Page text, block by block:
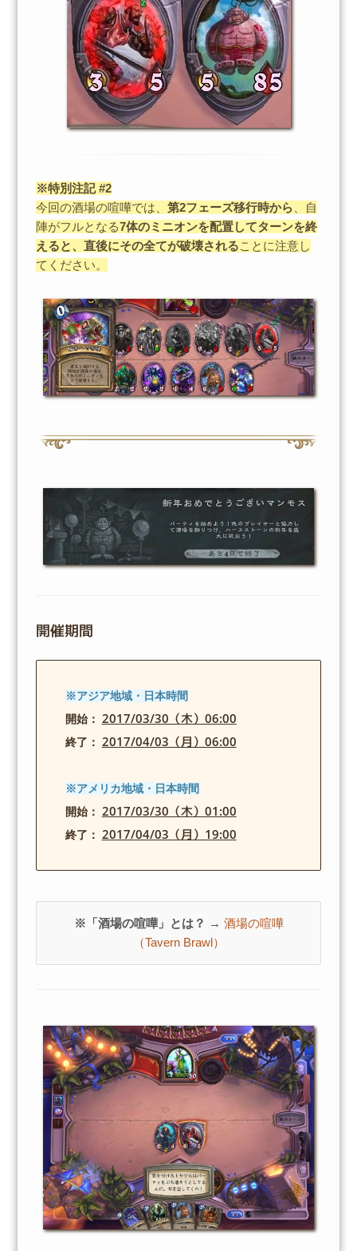
※特別注記 #2
今回の酒場の喧嘩では、 第2フェーズ移行時から、自
陣がフルとなる7体のミニオンを配置してターンを終
えると、直後にその全てが破壊されることに注意し
てください。
開催期間
※アジア地域・日本時間
開始： 2017/03/30（木）06:00
終了： 2017/04/03（月）06:00
※アメリカ地域・日本時間
開始： 2017/03/30（木）01:00
終了： 2017/04/03（月）19:00
※「酒場の喧嘩」とは？ → 酒場の喧嘩
（Tavern Brawl）